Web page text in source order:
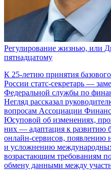
Регулирование жизнью, или
пятнадцатому
К 25-летию принятия
России статс-секретарь —
Федеральной службы по
Негляд рассказал
вопросам Ассоциации
Юсуповой об изменениях,
них — адаптация к развитию
онлайн-сервисов, появлению
и усложнению
возрастающим требованиям
обмену данными между